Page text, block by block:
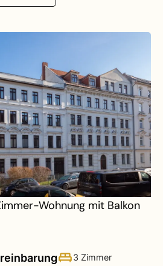
Wohnung mit Balkon
3 Zimmer